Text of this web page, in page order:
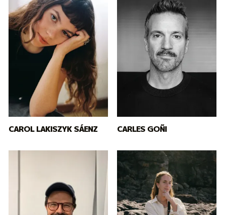
CAROL LAKISZYK SÁENZ CARLES GOÑI